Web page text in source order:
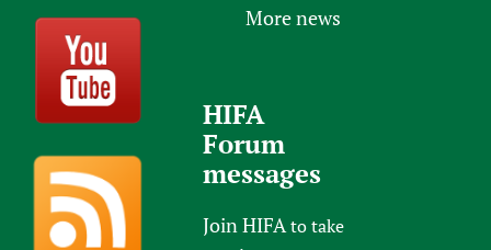
More news
HIFA
Forum
messages
Join HIFAto take